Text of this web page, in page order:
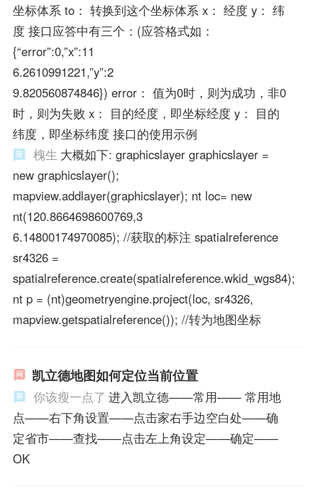
坐标体系 to： 转换到这个坐标体系 x： 经度 y： 纬
度 接口应答中有三个：(应答格式如：
{“error”:0,”x”:11
6.2610991221,”y”:2
9.820560874846}) error： 值为0时，则为成功，非0
时，则为失败 x： 目的经度，即坐标经度 y： 目的
纬度，即坐标纬度 接口的使用示例
槐生 大概如下: graphicslayer graphicslayer =
new graphicslayer();
mapview.addlayer(graphicslayer); nt loc= new
nt(120.8664698600769,3
6.14800174970085); //获取的标注 spatialreference
sr4326 =
spatialreference.create(spatialreference.wkid_wgs84);
nt p = (nt)geometryengine.project(loc, sr4326,
mapview.getspatialreference()); //转为地图坐标
凯立德地图如何定位当前位置
你该瘦一点了 进入凯立德——常用—— 常用地
点——右下角设置——点击家右手边空白处——确
定省市——查找——点击左上角设定——确定——
OK